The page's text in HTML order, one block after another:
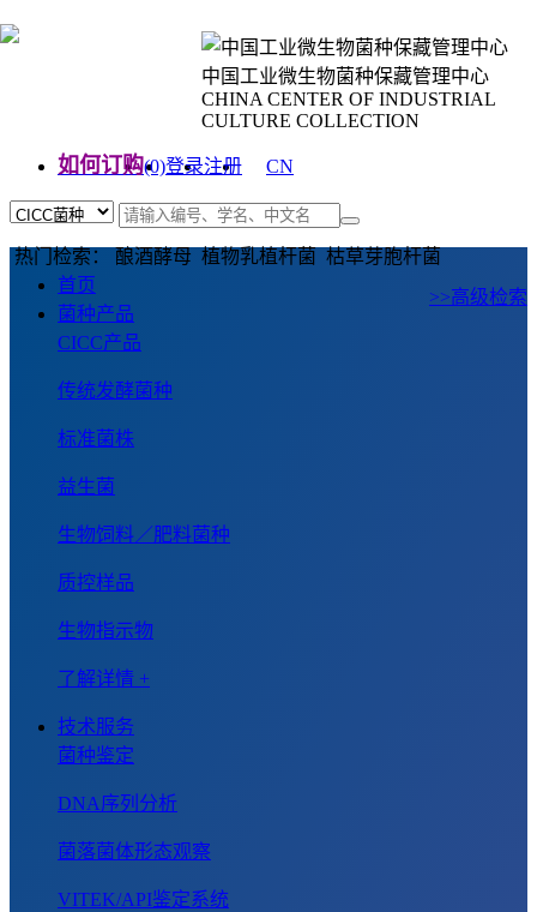
中国工业微生物菌种保藏管理中心
CHINA CENTER OF INDUSTRIAL
CULTURE COLLECTION
如何订购(0)登录注册
CN
热门检索： 酿酒酵母 植物乳植杆菌 枯草芽胞杆菌
>>高级检索
首页
菌种产品
CICC产品
传统发酵菌种
标准菌株
益生菌
生物饲料／肥料菌种
质控样品
生物指示物
了解详情 +
技术服务
菌种鉴定
DNA序列分析
菌落菌体形态观察
VITEK/API鉴定系统